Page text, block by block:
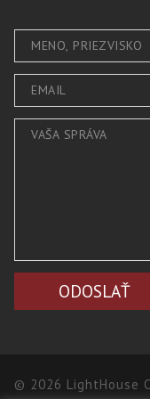
© 2026 LightHouse